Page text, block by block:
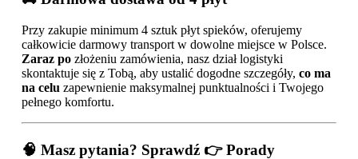
Przy zakupie minimum 4 sztuk płyt spieków, oferujemy
całkowicie darmowy transport w dowolne miejsce w Polsce.
Zaraz po złożeniu zamówienia, nasz dział logistyki
skontaktuje się z Tobą, aby ustalić dogodne szczegóły,co ma
na celu zapewnienie maksymalnej punktualności i Twojego
pełnego komfortu.
🧠 Masz pytania? Sprawdź 👉 Porady